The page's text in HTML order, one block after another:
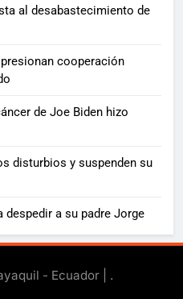
al desabastecimiento de
cooperación
de Joe Biden hizo
disturbios y suspenden su
despedir a su padre Jorge
- Ecuador | .